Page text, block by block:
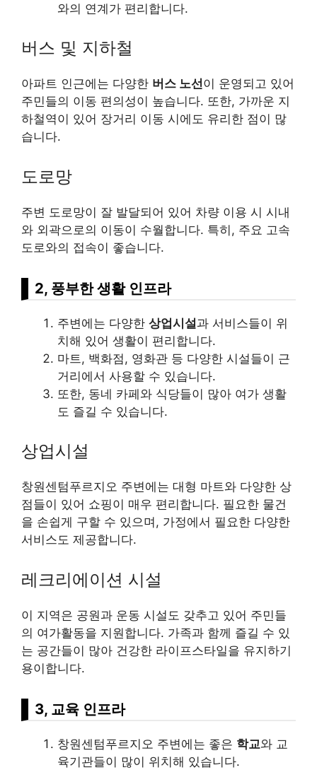
와의 연계가 편리합니다.
버스 및 지하철
아파트 인근에는 다양한 버스 노선이 운영되고 있어
주민들의 이동 편의성이 높습니다. 또한, 가까운 지
하철역이 있어 장거리 이동 시에도 유리한 점이 많
습니다.
도로망
주변 도로망이 잘 발달되어 있어 차량 이용 시 시내
와 외곽으로의 이동이 수월합니다. 특히, 주요 고속
도로와의 접속이 좋습니다.
2, 풍부한 생활 인프라
주변에는 다양한 상업시설과 서비스들이 위
치해 있어 생활이 편리합니다.
마트, 백화점, 영화관 등 다양한 시설들이 근
거리에서 사용할 수 있습니다.
또한, 동네 카페와 식당들이 많아 여가 생활
도 즐길 수 있습니다.
상업시설
창원센텀푸르지오 주변에는 대형 마트와 다양한 상
점들이 있어 쇼핑이 매우 편리합니다. 필요한 물건
을 손쉽게 구할 수 있으며, 가정에서 필요한 다양한
서비스도 제공합니다.
레크리에이션 시설
이 지역은 공원과 운동 시설도 갖추고 있어 주민들
의 여가활동을 지원합니다. 가족과 함께 즐길 수 있
는 공간들이 많아 건강한 라이프스타일을 유지하기
용이합니다.
3, 교육 인프라
창원센텀푸르지오 주변에는 좋은 학교와 교
육기관들이 많이 위치해 있습니다.